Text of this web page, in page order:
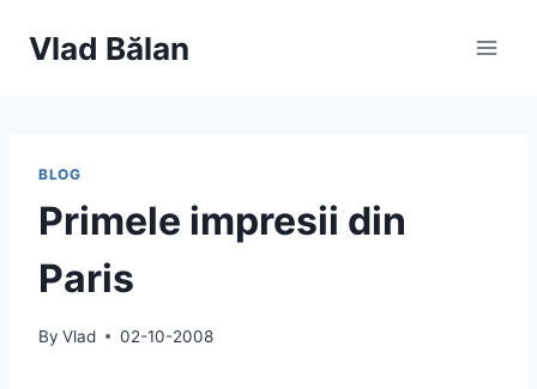
Vlad Bălan
BLOG
Primele impresii din
Paris
By Vlad 02-10-2008